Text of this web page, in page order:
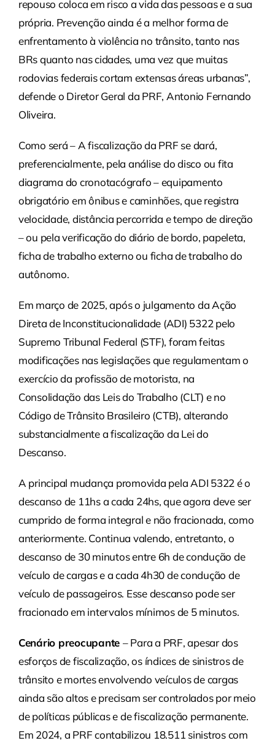
repouso coloca em risco a vida das pessoas e a sua
própria. Prevenção ainda é a melhor forma de
enfrentamento à violência no trânsito, tanto nas
BRs quanto nas cidades, uma vez que muitas
rodovias federais cortam extensas áreas urbanas”,
defende o Diretor Geral da PRF, Antonio Fernando
Oliveira.
Como será – A fiscalização da PRF se dará,
preferencialmente, pela análise do disco ou fita
diagrama do cronotacógrafo – equipamento
obrigatório em ônibus e caminhões, que registra
velocidade, distância percorrida e tempo de direção
– ou pela verificação do diário de bordo, papeleta,
ficha de trabalho externo ou ficha de trabalho do
autônomo.
Em março de 2025, após o julgamento da Ação
Direta de Inconstitucionalidade (ADI) 5322 pelo
Supremo Tribunal Federal (STF), foram feitas
modificações nas legislações que regulamentam o
exercício da profissão de motorista, na
Consolidação das Leis do Trabalho (CLT) e no
Código de Trânsito Brasileiro (CTB), alterando
substancialmente a fiscalização da Lei do
Descanso.
A principal mudança promovida pela ADI 5322 é o
descanso de 11hs a cada 24hs, que agora deve ser
cumprido de forma integral e não fracionada, como
anteriormente. Continua valendo, entretanto, o
descanso de 30 minutos entre 6h de condução de
veículo de cargas e a cada 4h30 de condução de
veículo de passageiros. Esse descanso pode ser
fracionado em intervalos mínimos de 5 minutos.
Cenário preocupante – Para a PRF, apesar dos
esforços de fiscalização, os índices de sinistros de
trânsito e mortes envolvendo veículos de cargas
ainda são altos e precisam ser controlados por meio
de políticas públicas e de fiscalização permanente.
Em 2024, a PRF contabilizou 18.511 sinistros com